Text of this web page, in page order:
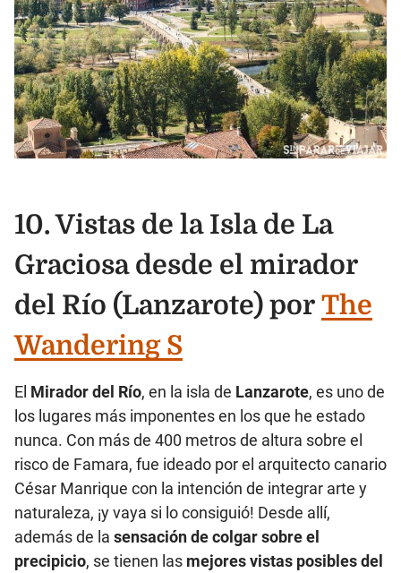
10. Vistas de la Isla de La
Graciosa desde el mirador
del Río (Lanzarote) por The
Wandering S
El Mirador del Río, en la isla de Lanzarote, es uno de
los lugares más imponentes en los que he estado
nunca. Con más de 400 metros de altura sobre el
risco de Famara, fue ideado por el arquitecto canario
César Manrique con la intención de integrar arte y
naturaleza, ¡y vaya si lo consiguió! Desde allí,
además de la sensación de colgar sobre el
precipicio, se tienen las mejores vistas posibles del